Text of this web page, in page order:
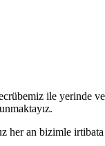
ile yerinde
her an bizimle